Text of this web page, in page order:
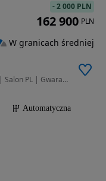
2487 cm3 • 218 KM • 300h Business Edition | Salon PL | Gwarancja | FV23%
Automatyczna
-2 000 PLN
162 900 PLN
W granicach średniej